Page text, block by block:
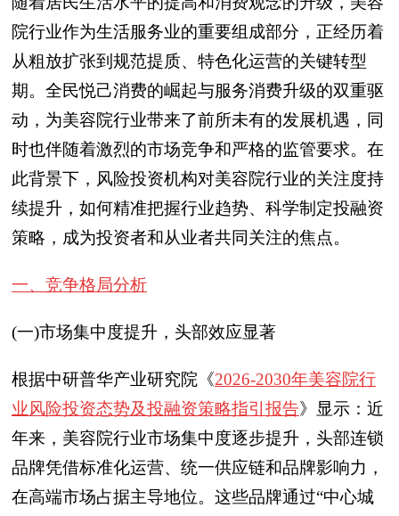
院行业作为生活服务业的重要组成部分，正经历着
从粗放扩张到规范提质、特色化运营的关键转型
期。全民悦己消费的崛起与服务消费升级的双重驱
动，为美容院行业带来了前所未有的发展机遇，同
时也伴随着激烈的市场竞争和严格的监管要求。在
此背景下，风险投资机构对美容院行业的关注度持
续提升，如何精准把握行业趋势、科学制定投融资
策略，成为投资者和从业者共同关注的焦点。
一、竞争格局分析
(一)市场集中度提升，头部效应显著
根据中研普华产业研究院《2026-2030年美容院行
业风险投资态势及投融资策略指引报告》显示：近
年来，美容院行业市场集中度逐步提升，头部连锁
品牌凭借标准化运营、统一供应链和品牌影响力，
在高端市场占据主导地位。这些品牌通过“中心城